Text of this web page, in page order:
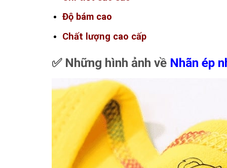
Độ bám cao
Chất lượng cao cấp
✅ Những hình ảnh về Nhãn ép